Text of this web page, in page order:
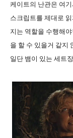
케이트의 난관은 여
스크립트를 제대로
지는 역할을 수행해
을 할 수 있을거 같지
일단 뱀이 있는 세트